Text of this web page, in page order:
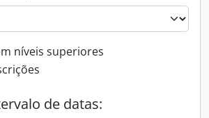
de nível superior
níveis superiores
de datas: